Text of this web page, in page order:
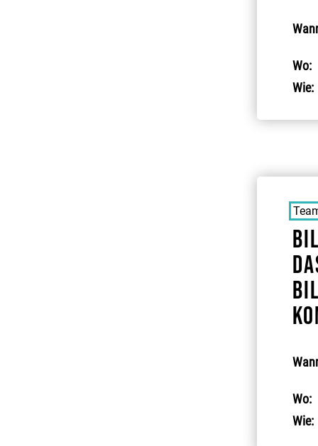
Wo:
Wie:
Wo:
Wie: